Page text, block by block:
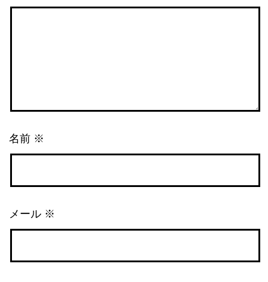
名前 ※
メール ※